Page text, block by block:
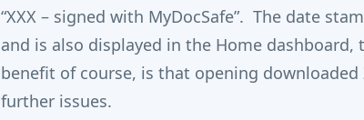
“XXX – signed with MyDocSafe”. The date
and is also displayed in the Home
benefit of course, is that opening
further issues.